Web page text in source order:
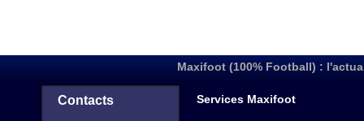
Maxifoot (100% Football) :
Contacts Services Maxifoot